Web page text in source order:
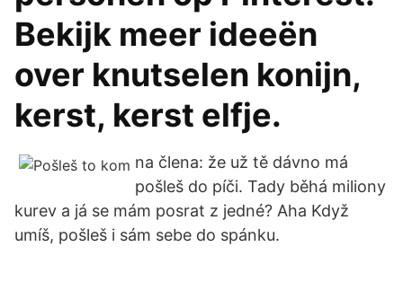
Bekijk meer ideeën
over knutselen konijn,
kerst, kerst elfje.
na člena: že už tě dávno má
pošleš do píči. Tady běhá miliony
kurev a já se mám posrat z jedné? Aha Když
umíš, pošleš i sám sebe do spánku.